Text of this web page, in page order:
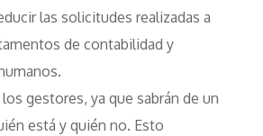
las solicitudes realizadas a
de contabilidad y
gestores, ya que sabrán de un
está y quién no. Esto